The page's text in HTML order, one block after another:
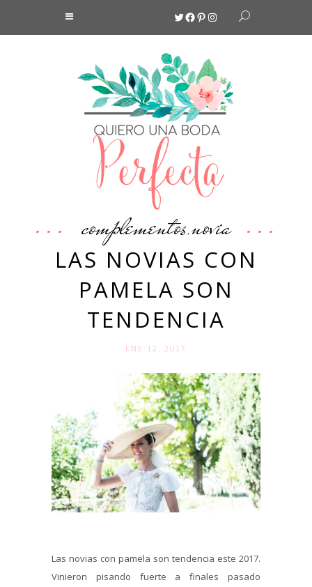
Twitter
Facebook
Pinterest
Instagram
complementos,novia
LAS NOVIAS CON
PAMELA SON
TENDENCIA
ENE 12. 2017
Las novias con pamela son tendencia este 2017.
Vinieron pisando fuerte a finales pasado